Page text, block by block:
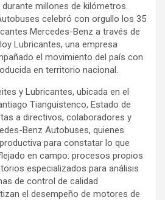
millones de kilómetros.
celebró con orgullo los 35
Mercedes-Benz a través de
Lubricantes, una empresa
el movimiento del país con
en territorio nacional.
y Lubricantes, ubicada en el
Tianguistenco, Estado de
a directivos, colaboradores y
Benz Autobuses, quienes
para constatar lo que
en campo: procesos propios
especializados para análisis
de control de calidad
el desempeño de motores de